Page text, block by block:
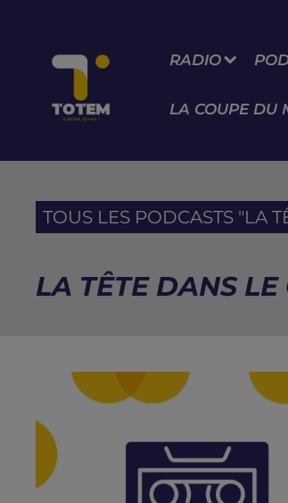
RADIO
LA COUPE DU
TOUS LES PODCASTS "LA
LA TÊTE DANS